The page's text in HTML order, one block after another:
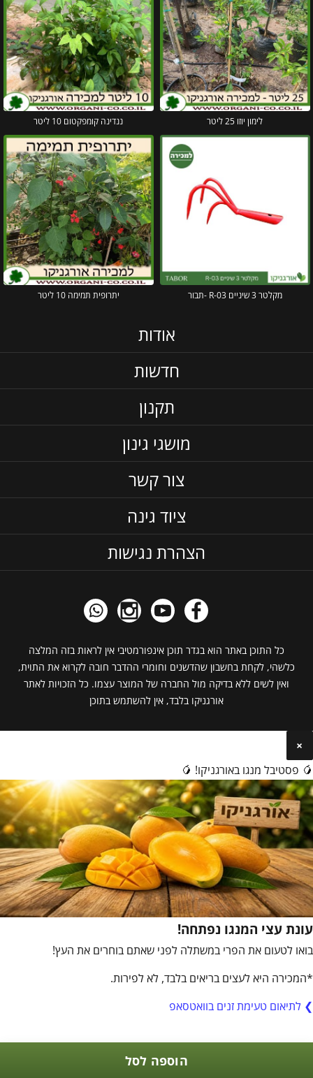
הוספה לסל
לימון יוזו 25 ליטר ננדינה קומפקטום 10 ליטר
מקלטר 3 שיניים R-03 -תבור יתרופית תמימה 10 ליטר
אודות
חדשות
תקנון
מושגי גינון
צור קשר
ציוד גינה
הצהרת נגישות
כל התוכן באתר הוא בגדר תוכן אינפורמטיבי אין לראות בזה המלצה
כלשהי, לקחת בחשבון שהדשנים וחומרי ההדבר חובה לקרוא את התוית,
ואין לשים ללא בדיקה מול החברה של המוצר עצמו. כל הזכויות לאתר
אורגניקו בלבד, אין להשתמש בתוכן
×
🥭 פסטיבל מנגו באורגניקו! 🥭
עונת עצי המנגו נפתחה!
בואו לטעום את הפרי במשתלה לפני שאתם בוחרים את העץ!
*המכירה היא לעצים בריאים בלבד, לא לפירות.
❯ לתיאום טעימת זנים בוואטסאפ